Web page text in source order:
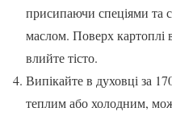
присипаючи спеціями та
маслом. Поверх картоплі
влийте тісто.
Випікайте в духовці за
теплим або холодним,